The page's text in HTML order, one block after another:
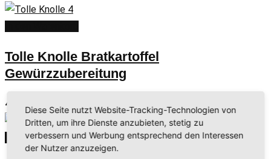
Tolle Knolle Bratkartoffel
Gewürzzubereitung
4,00 €
In den Warenkorb
Diese Seite nutzt Website-Tracking-Technologien von
Dritten, um ihre Dienste anzubieten, stetig zu
verbessern und Werbung entsprechend den Interessen
der Nutzer anzuzeigen.